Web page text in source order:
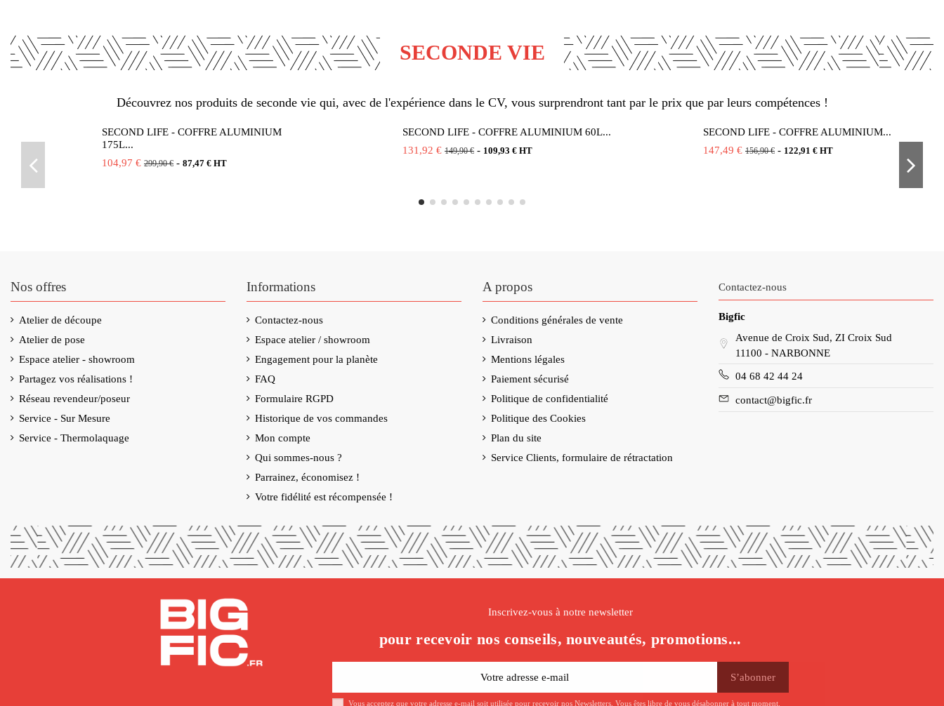
SECONDE VIE
Découvrez nos produits de seconde vie qui, avec de l'expérience dans le CV, vous surprendront tant par le prix que par leurs compétences !
SECOND LIFE - COFFRE ALUMINIUM
175L...
104,97 € 299,90 € - 87,47 € HT
SECOND LIFE - COFFRE ALUMINIUM 60L...
131,92 € 149,90 € - 109,93 € HT
SECOND LIFE - COFFRE ALUMINIUM...
147,49 € 156,90 € - 122,91 € HT
Nos offres
Atelier de découpe
Atelier de pose
Espace atelier - showroom
Partagez vos réalisations !
Réseau revendeur/poseur
Service - Sur Mesure
Service - Thermolaquage
Informations
Contactez-nous
Espace atelier / showroom
Engagement pour la planète
FAQ
Formulaire RGPD
Historique de vos commandes
Mon compte
Qui sommes-nous ?
Parrainez, économisez !
Votre fidélité est récompensée !
A propos
Conditions générales de vente
Livraison
Mentions légales
Paiement sécurisé
Politique de confidentialité
Politique des Cookies
Plan du site
Service Clients, formulaire de rétractation
Contactez-nous
Bigfic
Avenue de Croix Sud, ZI Croix Sud
11100 - NARBONNE
04 68 42 44 24
contact@bigfic.fr
Inscrivez-vous à notre newsletter
pour recevoir nos conseils, nouveautés, promotions...
Vous acceptez que votre adresse e-mail soit utilisée pour recevoir nos Newsletters. Vous êtes libre de vous désabonner à tout moment.